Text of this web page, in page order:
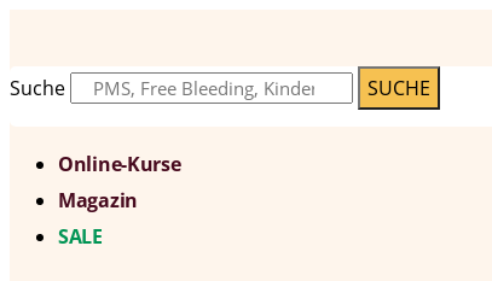
Suche SUCHE
Online-Kurse
Magazin
SALE